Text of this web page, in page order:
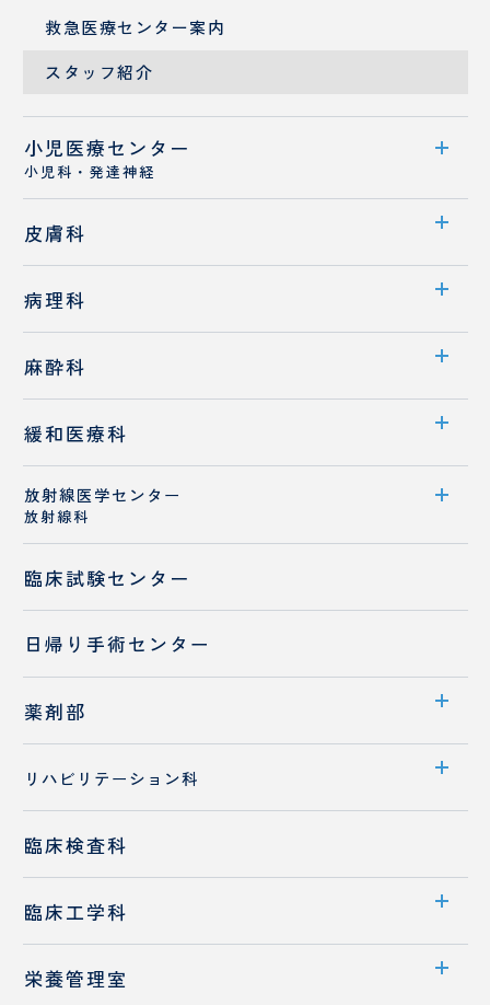
医師紹介
救急医療センター案内
スタッフ紹介
小児医療センター
小児科・発達神経
センター案内
医師紹介
専門外来
皮膚科
診療科案内
診療概要
医師紹介
病理科
診療科案内
医師紹介
麻酔科
診療科案内
診療概要
スタッフ紹介
緩和医療科
診療科紹介
医師紹介
放射線医学センター
放射線科
センター案内
診療概要
検査装置のご紹介
臨床試験センター
日帰り手術センター
薬剤部
部門案内
入職をお考えの方へ
先輩職員へのQ&A
保険調剤薬局の皆様へ
リハビリテーション科
部門案内
業務内容
入職をお考えの方へ
臨床検査科
臨床工学科
部門案内
栄養管理室